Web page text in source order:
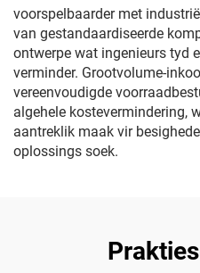
voorspelbaarder met
van gestandaardiseerde
ontwerpe wat ingenieurs tyd
verminder. Grootvolume-
vereenvoudigde
algehele kostevermindering,
aantreklik maak vir
oplossings soek.